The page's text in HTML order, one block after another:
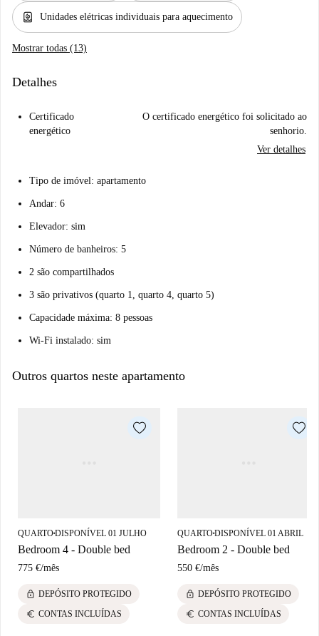
water_heater Unidades elétricas individuais para aquecimento
Mostrar todas (13)
Detalhes
Certificado
energético
O certificado energético foi solicitado ao
senhorio.
Ver detalhes
Tipo de imóvel: apartamento
Andar: 6
Elevador: sim
Número de banheiros: 5
2 são compartilhados
3 são privativos (quarto 1, quarto 4, quarto 5)
Capacidade máxima: 8 pessoas
Wi-Fi instalado: sim
Outros quartos neste apartamento
QUARTO■DISPONÍVEL 01 JULHO
Bedroom 4 - Double bed
775 €/mês
lock DEPÓSITO PROTEGIDO
euro CONTAS INCLUÍDAS
QUARTO■DISPONÍVEL 01 ABRIL
Bedroom 2 - Double bed
550 €/mês
lock DEPÓSITO PROTEGIDO
euro CONTAS INCLUÍDAS